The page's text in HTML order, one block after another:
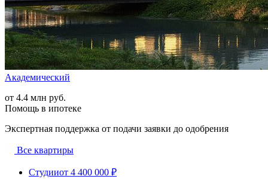
Академический
от 4.4 млн руб.
Помощь в ипотеке
Экспертная поддержка от подачи заявки до одобрения
Все квартиры
Студииот 4 400 000 ₽